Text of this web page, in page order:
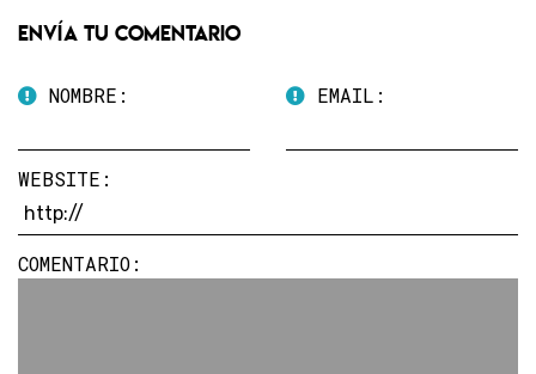
Envía tu comentario
NOMBRE: EMAIL:
WEBSITE:
COMENTARIO: